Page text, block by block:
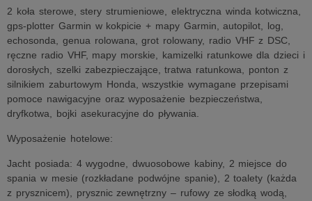
2 koła sterowe, stery strumieniowe, elektryczna winda kotwiczna,
gps-plotter Garmin w kokpicie + mapy Garmin, autopilot, log,
echosonda, genua rolowana, grot rolowany, radio VHF z DSC,
ręczne radio VHF, mapy morskie, kamizelki ratunkowe dla dzieci i
dorosłych, szelki zabezpieczające, tratwa ratunkowa, ponton z
silnikiem zaburtowym Honda, wszystkie wymagane przepisami
pomoce nawigacyjne oraz wyposażenie bezpieczeństwa,
dryfkotwa, bojki asekuracyjne do pływania.
Wyposażenie hotelowe:
Jacht posiada: 4 wygodne, dwuosobowe kabiny, 2 miejsce do
spania w mesie (rozkładane podwójne spanie), 2 toalety (każda
z prysznicem), prysznic zewnętrzny – rufowy ze słodką wodą,